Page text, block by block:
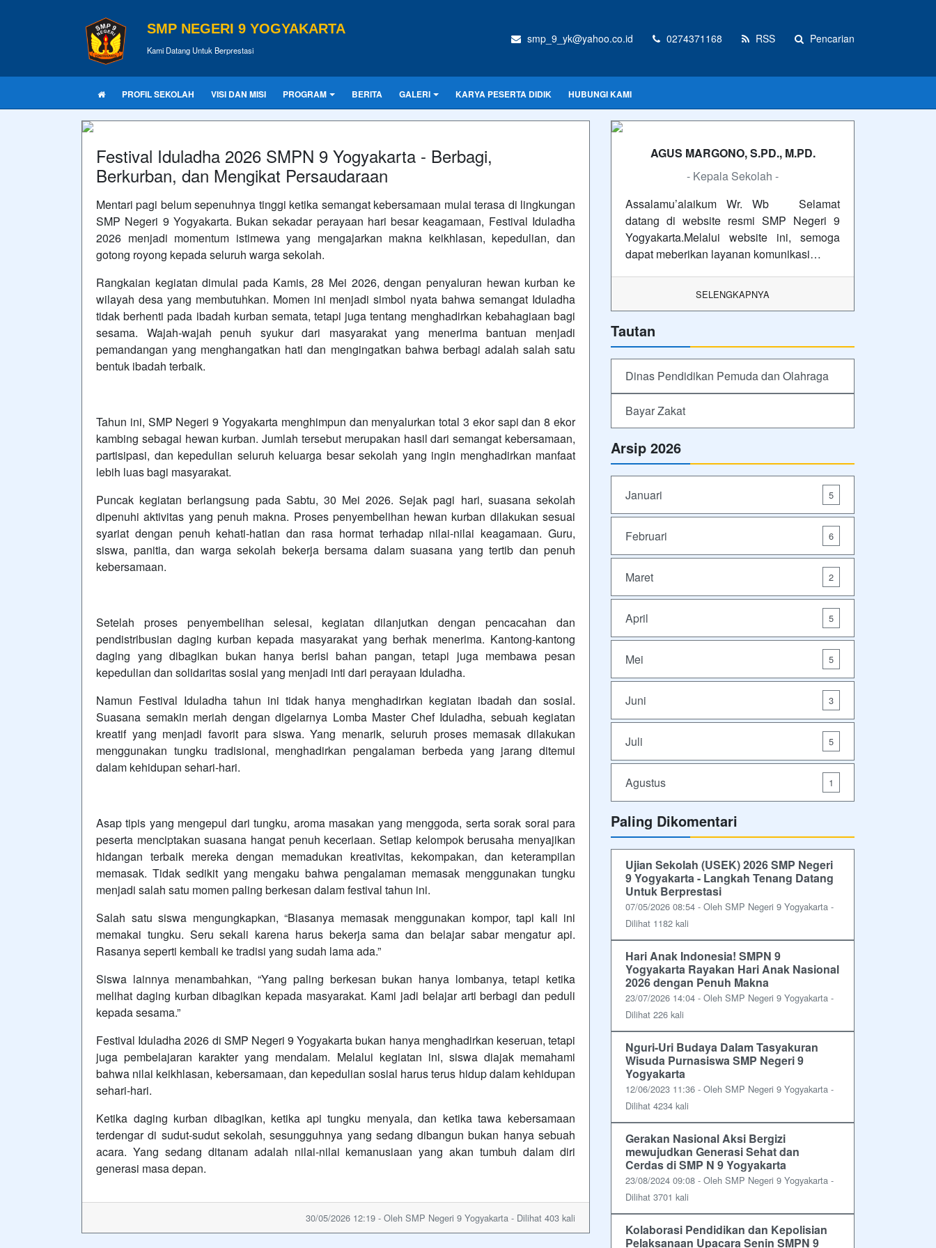
SMP NEGERI 9 YOGYAKARTA
Kami Datang Untuk Berprestasi
smp_9_yk@yahoo.co.id 0274371168 RSS Pencarian
PROFIL SEKOLAH VISI DAN MISI PROGRAM BERITA GALERI KARYA PESERTA DIDIK HUBUNGI KAMI
Festival Iduladha 2026 SMPN 9 Yogyakarta - Berbagi,
Berkurban, dan Mengikat Persaudaraan
Mentari pagi belum sepenuhnya tinggi ketika semangat kebersamaan mulai terasa di lingkungan
SMP Negeri 9 Yogyakarta. Bukan sekadar perayaan hari besar keagamaan, Festival Iduladha
2026 menjadi momentum istimewa yang mengajarkan makna keikhlasan, kepedulian, dan
gotong royong kepada seluruh warga sekolah.
Rangkaian kegiatan dimulai pada Kamis, 28 Mei 2026, dengan penyaluran hewan kurban ke
wilayah desa yang membutuhkan. Momen ini menjadi simbol nyata bahwa semangat Iduladha
tidak berhenti pada ibadah kurban semata, tetapi juga tentang menghadirkan kebahagiaan bagi
sesama. Wajah-wajah penuh syukur dari masyarakat yang menerima bantuan menjadi
pemandangan yang menghangatkan hati dan mengingatkan bahwa berbagi adalah salah satu
bentuk ibadah terbaik.
Tahun ini, SMP Negeri 9 Yogyakarta menghimpun dan menyalurkan total 3 ekor sapi dan 8 ekor
kambing sebagai hewan kurban. Jumlah tersebut merupakan hasil dari semangat kebersamaan,
partisipasi, dan kepedulian seluruh keluarga besar sekolah yang ingin menghadirkan manfaat
lebih luas bagi masyarakat.
Puncak kegiatan berlangsung pada Sabtu, 30 Mei 2026. Sejak pagi hari, suasana sekolah
dipenuhi aktivitas yang penuh makna. Proses penyembelihan hewan kurban dilakukan sesuai
syariat dengan penuh kehati-hatian dan rasa hormat terhadap nilai-nilai keagamaan. Guru,
siswa, panitia, dan warga sekolah bekerja bersama dalam suasana yang tertib dan penuh
kebersamaan.
Setelah proses penyembelihan selesai, kegiatan dilanjutkan dengan pencacahan dan
pendistribusian daging kurban kepada masyarakat yang berhak menerima. Kantong-kantong
daging yang dibagikan bukan hanya berisi bahan pangan, tetapi juga membawa pesan
kepedulian dan solidaritas sosial yang menjadi inti dari perayaan Iduladha.
Namun Festival Iduladha tahun ini tidak hanya menghadirkan kegiatan ibadah dan sosial.
Suasana semakin meriah dengan digelarnya Lomba Master Chef Iduladha, sebuah kegiatan
kreatif yang menjadi favorit para siswa. Yang menarik, seluruh proses memasak dilakukan
menggunakan tungku tradisional, menghadirkan pengalaman berbeda yang jarang ditemui
dalam kehidupan sehari-hari.
Asap tipis yang mengepul dari tungku, aroma masakan yang menggoda, serta sorak sorai para
peserta menciptakan suasana hangat penuh keceriaan. Setiap kelompok berusaha menyajikan
hidangan terbaik mereka dengan memadukan kreativitas, kekompakan, dan keterampilan
memasak. Tidak sedikit yang mengaku bahwa pengalaman memasak menggunakan tungku
menjadi salah satu momen paling berkesan dalam festival tahun ini.
Salah satu siswa mengungkapkan, “Biasanya memasak menggunakan kompor, tapi kali ini
memakai tungku. Seru sekali karena harus bekerja sama dan belajar sabar mengatur api.
Rasanya seperti kembali ke tradisi yang sudah lama ada.”
Siswa lainnya menambahkan, “Yang paling berkesan bukan hanya lombanya, tetapi ketika
melihat daging kurban dibagikan kepada masyarakat. Kami jadi belajar arti berbagi dan peduli
kepada sesama.”
Festival Iduladha 2026 di SMP Negeri 9 Yogyakarta bukan hanya menghadirkan keseruan, tetapi
juga pembelajaran karakter yang mendalam. Melalui kegiatan ini, siswa diajak memahami
bahwa nilai keikhlasan, kebersamaan, dan kepedulian sosial harus terus hidup dalam kehidupan
sehari-hari.
Ketika daging kurban dibagikan, ketika api tungku menyala, dan ketika tawa kebersamaan
terdengar di sudut-sudut sekolah, sesungguhnya yang sedang dibangun bukan hanya sebuah
acara. Yang sedang ditanam adalah nilai-nilai kemanusiaan yang akan tumbuh dalam diri
generasi masa depan.
30/05/2026 12:19 - Oleh SMP Negeri 9 Yogyakarta - Dilihat 403 kali
AGUS MARGONO, S.PD., M.PD.
- Kepala Sekolah -
Assalamu’alaikum Wr. Wb Selamat
datang di website resmi SMP Negeri 9
Yogyakarta.Melalui website ini, semoga
dapat meberikan layanan komunikasi…
SELENGKAPNYA
Tautan
Dinas Pendidikan Pemuda dan Olahraga
Bayar Zakat
Arsip 2026
Januari 5
Februari 6
Maret 2
April 5
Mei 5
Juni 3
Juli 5
Agustus 1
Paling Dikomentari
Ujian Sekolah (USEK) 2026 SMP Negeri
9 Yogyakarta - Langkah Tenang Datang
Untuk Berprestasi
07/05/2026 08:54 - Oleh SMP Negeri 9 Yogyakarta -
Dilihat 1182 kali
Hari Anak Indonesia! SMPN 9
Yogyakarta Rayakan Hari Anak Nasional
2026 dengan Penuh Makna
23/07/2026 14:04 - Oleh SMP Negeri 9 Yogyakarta -
Dilihat 226 kali
Nguri-Uri Budaya Dalam Tasyakuran
Wisuda Purnasiswa SMP Negeri 9
Yogyakarta
12/06/2023 11:36 - Oleh SMP Negeri 9 Yogyakarta -
Dilihat 4234 kali
Gerakan Nasional Aksi Bergizi
mewujudkan Generasi Sehat dan
Cerdas di SMP N 9 Yogyakarta
23/08/2024 09:08 - Oleh SMP Negeri 9 Yogyakarta -
Dilihat 3701 kali
Kolaborasi Pendidikan dan Kepolisian
Pelaksanaan Upacara Senin SMPN 9